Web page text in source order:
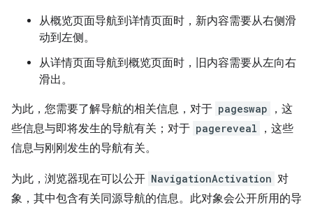
从概览页面导航到详情页面时，新内容需要从右侧滑
动到左侧。
从详情页面导航到概览页面时，旧内容需要从左向右
滑出。
为此，您需要了解导航的相关信息，对于 pageswap
，这
些信息与即将发生的导航有关；对于 pagereveal
，这些
信息与刚刚发生的导航有关。
为此，浏览器现在可以公开 NavigationActivation 对
象，其中包含有关同源导航的信息。此对象会公开所用的导